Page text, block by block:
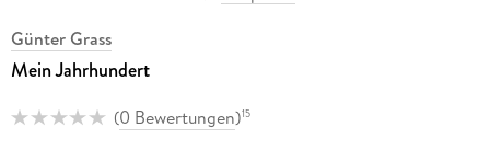
Günter Grass
Mein Jahrhundert
(0 Bewertungen)15